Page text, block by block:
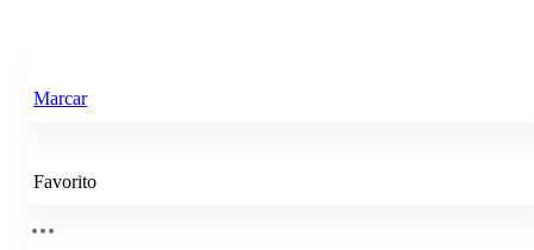
Marcar
Favorito